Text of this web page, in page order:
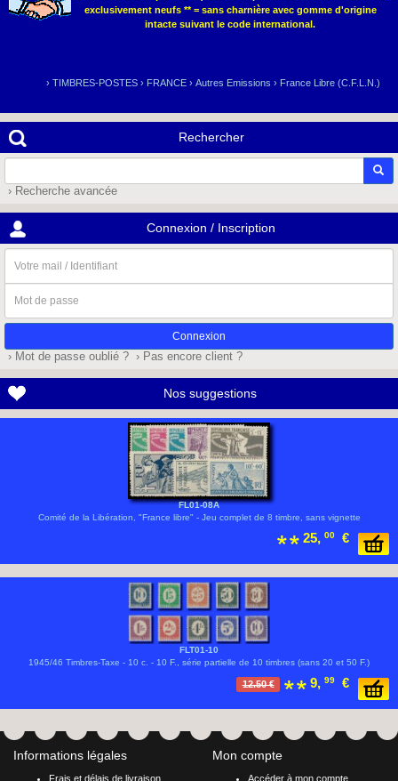
exclusivement neufs ** = sans charnière avec gomme d'origine
intacte suivant le code international.
› TIMBRES-POSTES › FRANCE › Autres Emissions › France Libre (C.F.L.N.)
Rechercher
› Recherche avancée
Connexion / Inscription
mail
/
Identifiant
de
passe
› Mot de passe oublié ? › Pas encore client ?
Nos suggestions
FL01-08A
Comité de la Libération, "France libre" - Jeu complet de 8 timbre, sans vignette
25, 00 €
FLT01-10
1945/46 Timbres-Taxe - 10 c. - 10 F., série partielle de 10 timbres (sans 20 et 50 F.)
12.50 € 9, 99 €
Informations légales
Frais et délais de livraison
Mon compte
Accéder à mon compte